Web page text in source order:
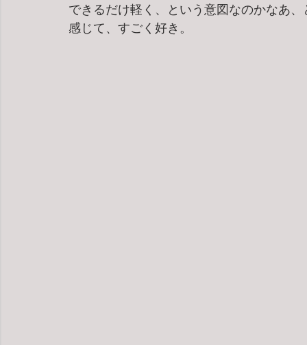
できるだけ軽く、という意図なのかなあ
感じて、すごく好き。